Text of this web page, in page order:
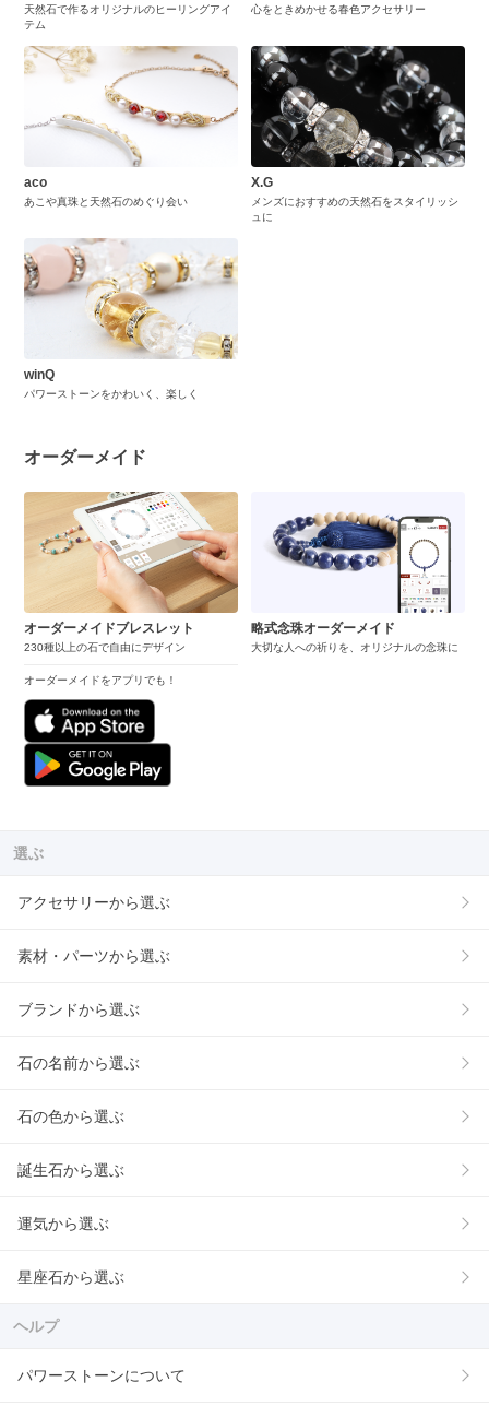
天然石で作るオリジナルのヒーリングアイ
テム
心をときめかせる春色アクセサリー
aco
あこや真珠と天然石のめぐり会い
X.G
メンズにおすすめの天然石をスタイリッシ
ュに
winQ
パワーストーンをかわいく、楽しく
オーダーメイド
オーダーメイドブレスレット
230種以上の石で自由にデザイン
オーダーメイドをアプリでも！
略式念珠オーダーメイド
大切な人への祈りを、オリジナルの念珠に
選ぶ
アクセサリーから選ぶ
素材・パーツから選ぶ
ブランドから選ぶ
石の名前から選ぶ
石の色から選ぶ
誕生石から選ぶ
運気から選ぶ
星座石から選ぶ
ヘルプ
パワーストーンについて